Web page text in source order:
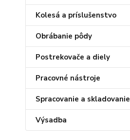
Kolesá a príslušenstvo
Obrábanie pôdy
Postrekovače a diely
Pracovné nástroje
Spracovanie a skladovanie
Výsadba